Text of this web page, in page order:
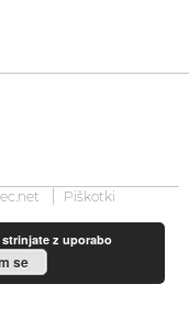
Piškotki
z uporabo
se